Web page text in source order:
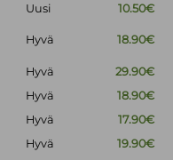
Uusi
10.50€
Hyvä 18.90€
Hyvä
29.90€
Hyvä
18.90€
Hyvä
17.90€
Hyvä
19.90€